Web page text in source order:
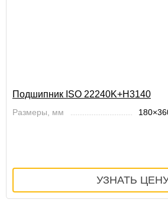
Подшипник ISO 22240K+H3140
Размеры, мм